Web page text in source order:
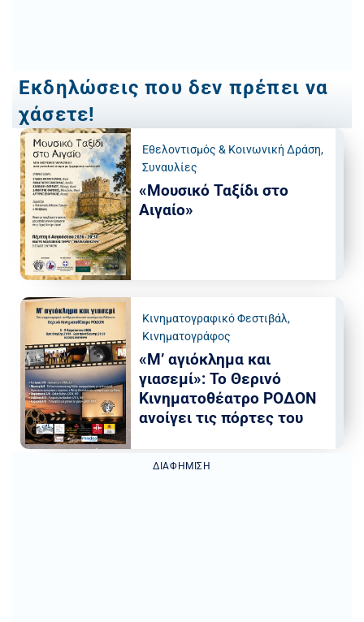
Εκδηλώσεις που δεν πρέπει να
χάσετε!
Εθελοντισμός & Κοινωνική Δράση,
Συναυλίες
«Μουσικό Ταξίδι στο
Αιγαίο»
Κινηματογραφικό Φεστιβάλ,
Κινηματογράφος
«Μ’ αγιόκλημα και
γιασεμί»: Το Θερινό
Κινηματοθέατρο ΡΟΔΟΝ
ανοίγει τις πόρτες του
ΔΙΑΦΉΜΙΣΗ